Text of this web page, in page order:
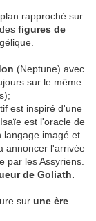
rapproché sur
figures de
(Neptune) avec
sur le même
est inspiré d'une
est l'oracle de
langage imagé et
annoncer l'arrivée
par les Assyriens.
de Goliath.
sur une ère